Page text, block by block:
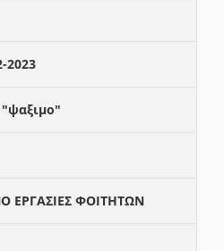
2023
"ψαξιμο"
ΕΡΓΑΣΙΕΣ ΦΟΙΤΗΤΩΝ